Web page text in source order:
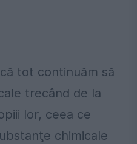
tot continuăm să
trecând de la
lor, ceea ce
chimicale